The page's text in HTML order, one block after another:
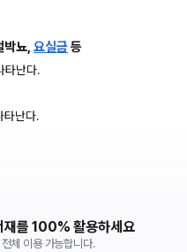
박뇨, 요실금 등
타난다.
난다.
재를 100% 활용하세요
체 이용 가능합니다.